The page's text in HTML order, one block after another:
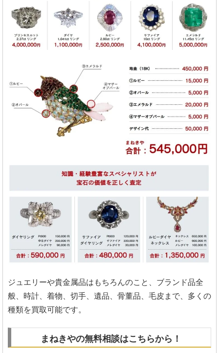
ジュエリーや貴金属品はもちろんのこと、ブランド品全
般、時計、着物、切手、遺品、骨董品、毛皮まで、多くの
種類を買取可能です。
まねきやの無料相談はこちらから！